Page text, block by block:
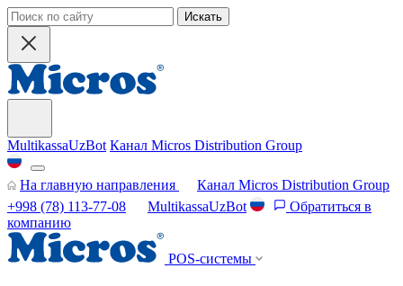
Искать
MultikassaUzBot Канал Micros Distribution Group
На главную направления
Канал Micros Distribution Group
+998 (78) 113-77-08
MultikassaUzBot
Обратиться в
компанию
POS-системы